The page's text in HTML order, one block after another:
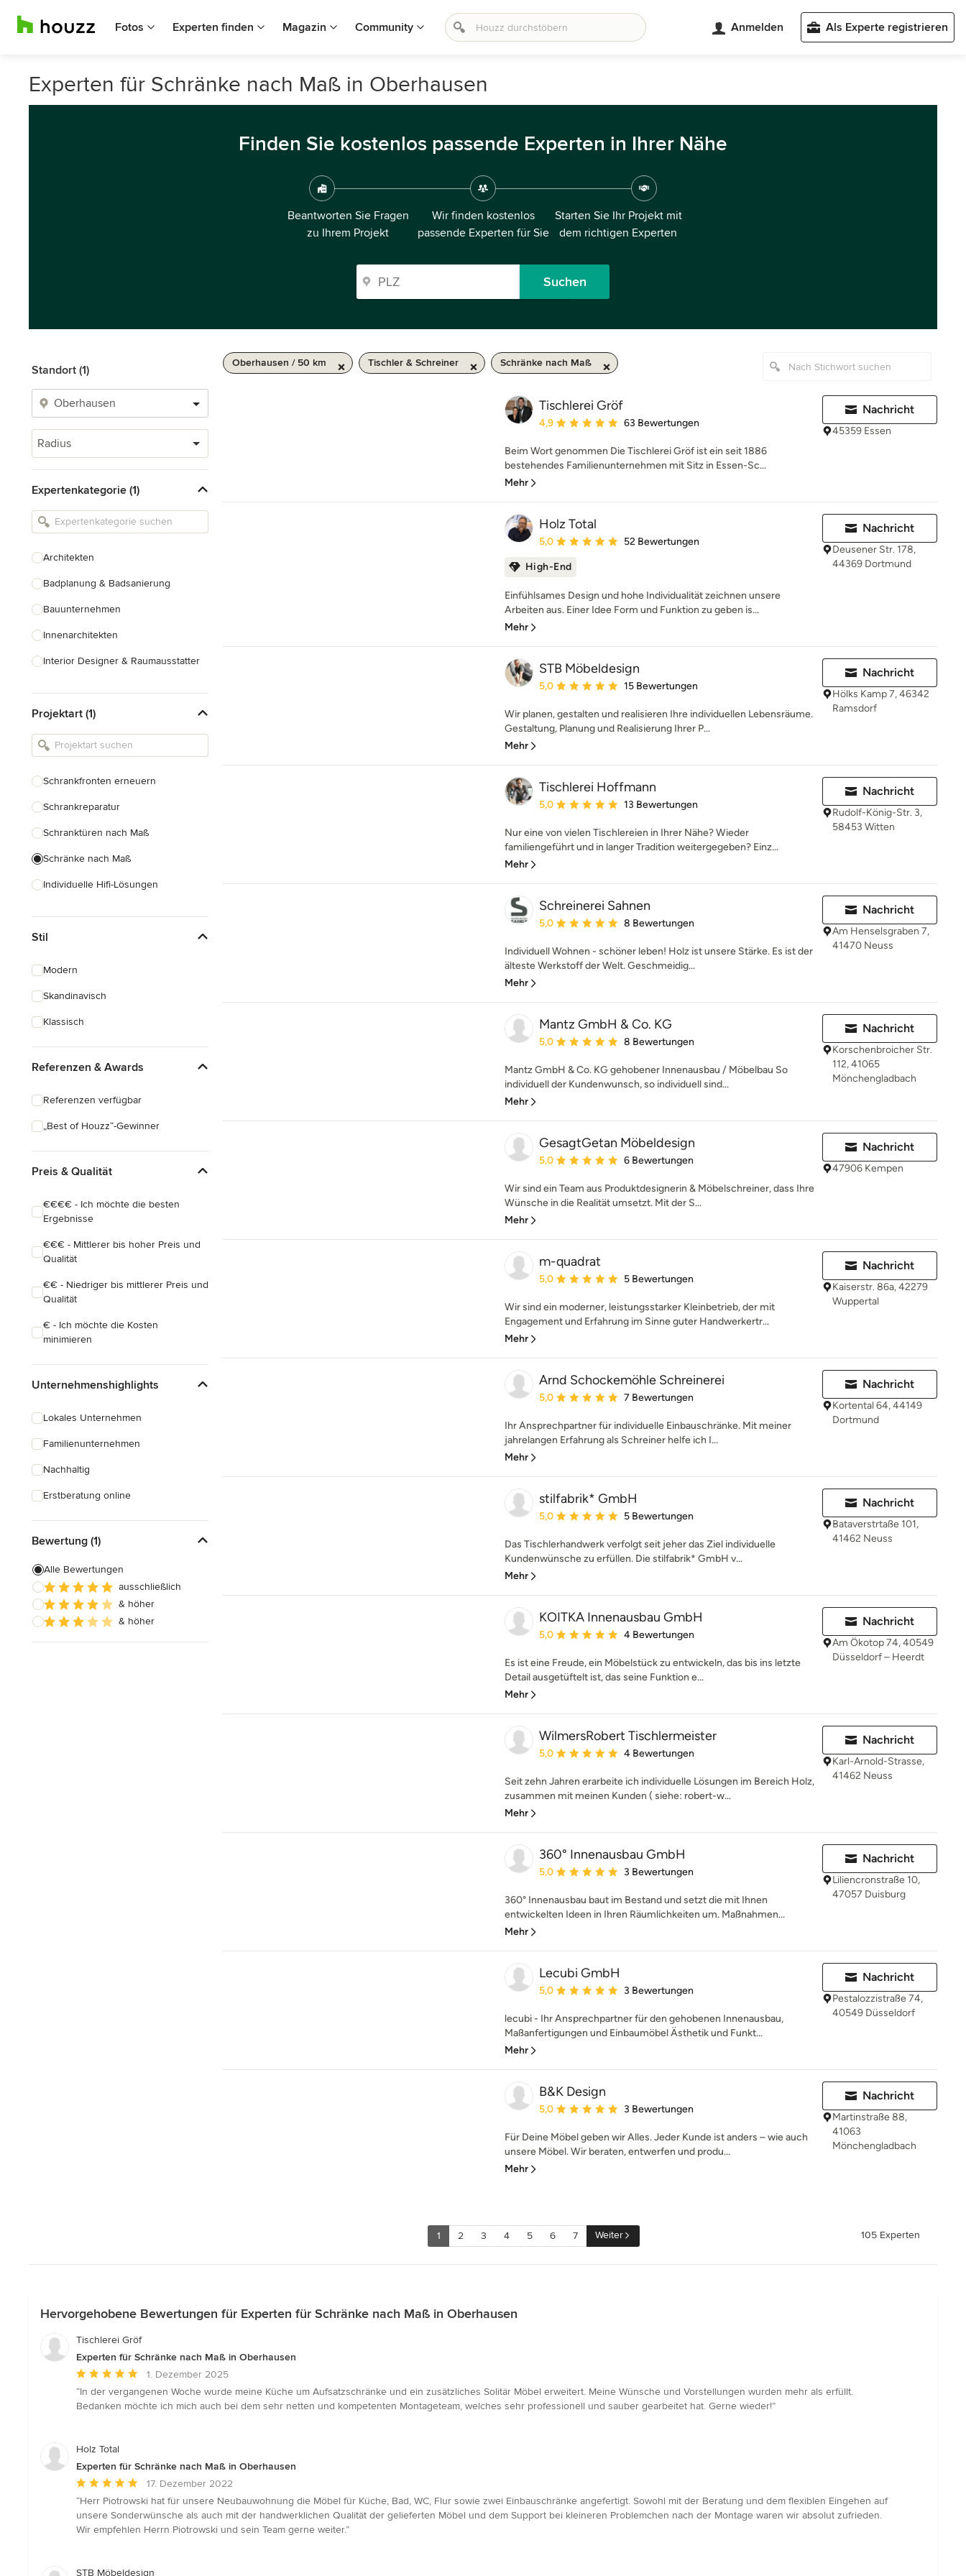
Fotos Experten finden Magazin Community Anmelden Als Experte registrieren
Experten für Schränke nach Maß in Oberhausen
Finden Sie kostenlos passende Experten in Ihrer Nähe
Beantworten Sie Fragen
zu Ihrem Projekt
Wir finden kostenlos
passende Experten für Sie
Starten Sie Ihr Projekt mit
dem richtigen Experten
Suchen
Standort (1)
Radius
Expertenkategorie (1)
Architekten
Badplanung & Badsanierung
Bauunternehmen
Innenarchitekten
Interior Designer & Raumausstatter
Landschaftsarchitekten
Armaturen & Sanitärbedarf
Projektart (1)
Schrankfronten erneuern
Schrankreparatur
Schranktüren nach Maß
Schränke nach Maß
Individuelle Hifi-Lösungen
Küchenschränke nach Maß
Alle anzeigen
Stil
Modern
Skandinavisch
Klassisch
Referenzen & Awards
Referenzen verfügbar
„Best of Houzz“-Gewinner
Preis & Qualität
€€€€ - Ich möchte die besten
Ergebnisse
€€€ - Mittlerer bis hoher Preis und
Qualität
€€ - Niedriger bis mittlerer Preis und
Qualität
€ - Ich möchte die Kosten
minimieren
Unternehmenshighlights
Lokales Unternehmen
Familienunternehmen
Nachhaltig
Erstberatung online
Bewertung (1)
Alle Bewertungen
ausschließlich
& höher
& höher
Oberhausen / 50 km Tischler & Schreiner Schränke nach Maß
Tischlerei Gröf
Durchschnittliche Bewertung: 4.9 von 5 Sternen
4,9 63 Bewertungen
Beim Wort genommen Die Tischlerei Gröf ist ein seit 1886
bestehendes Familienunternehmen mit Sitz in Essen-Sc...
Mehr
Nachricht
45359 Essen
Holz Total
Durchschnittliche Bewertung: 5 von 5 Sternen
5,0 52 Bewertungen
High-End
Einfühlsames Design und hohe Individualität zeichnen unsere
Arbeiten aus. Einer Idee Form und Funktion zu geben is...
Mehr
Nachricht
Deusener Str. 178,
44369 Dortmund
STB Möbeldesign
Durchschnittliche Bewertung: 5 von 5 Sternen
5,0 15 Bewertungen
Wir planen, gestalten und realisieren Ihre individuellen Lebensräume.
Gestaltung, Planung und Realisierung Ihrer P...
Mehr
Nachricht
Hölks Kamp 7, 46342
Ramsdorf
Tischlerei Hoffmann
Durchschnittliche Bewertung: 5 von 5 Sternen
5,0 13 Bewertungen
Nur eine von vielen Tischlereien in Ihrer Nähe? Wieder
familiengeführt und in langer Tradition weitergegeben? Einz...
Mehr
Nachricht
Rudolf-König-Str. 3,
58453 Witten
Schreinerei Sahnen
Durchschnittliche Bewertung: 5 von 5 Sternen
5,0 8 Bewertungen
Individuell Wohnen - schöner leben! Holz ist unsere Stärke. Es ist der
älteste Werkstoff der Welt. Geschmeidig...
Mehr
Nachricht
Am Henselsgraben 7,
41470 Neuss
Mantz GmbH & Co. KG
Durchschnittliche Bewertung: 5 von 5 Sternen
5,0 8 Bewertungen
Mantz GmbH & Co. KG gehobener Innenausbau / Möbelbau So
individuell der Kundenwunsch, so individuell sind...
Mehr
Nachricht
Korschenbroicher Str.
112, 41065
Mönchengladbach
GesagtGetan Möbeldesign
Durchschnittliche Bewertung: 5 von 5 Sternen
5,0 6 Bewertungen
Wir sind ein Team aus Produktdesignerin & Möbelschreiner, dass Ihre
Wünsche in die Realität umsetzt. Mit der S...
Mehr
Nachricht
47906 Kempen
m-quadrat
Durchschnittliche Bewertung: 5 von 5 Sternen
5,0 5 Bewertungen
Wir sind ein moderner, leistungsstarker Kleinbetrieb, der mit
Engagement und Erfahrung im Sinne guter Handwerkertr...
Mehr
Nachricht
Kaiserstr. 86a, 42279
Wuppertal
Arnd Schockemöhle Schreinerei
Durchschnittliche Bewertung: 5 von 5 Sternen
5,0 7 Bewertungen
Ihr Ansprechpartner für individuelle Einbauschränke. Mit meiner
jahrelangen Erfahrung als Schreiner helfe ich I...
Mehr
Nachricht
Kortental 64, 44149
Dortmund
stilfabrik* GmbH
Durchschnittliche Bewertung: 5 von 5 Sternen
5,0 5 Bewertungen
Das Tischlerhandwerk verfolgt seit jeher das Ziel individuelle
Kundenwünsche zu erfüllen. Die stilfabrik* GmbH v...
Mehr
Nachricht
Bataverstrtaße 101,
41462 Neuss
KOITKA Innenausbau GmbH
Durchschnittliche Bewertung: 5 von 5 Sternen
5,0 4 Bewertungen
Es ist eine Freude, ein Möbelstück zu entwickeln, das bis ins letzte
Detail ausgetüftelt ist, das seine Funktion e...
Mehr
Nachricht
Am Ökotop 74, 40549
Düsseldorf – Heerdt
WilmersRobert Tischlermeister
Durchschnittliche Bewertung: 5 von 5 Sternen
5,0 4 Bewertungen
Seit zehn Jahren erarbeite ich individuelle Lösungen im Bereich Holz,
zusammen mit meinen Kunden ( siehe: robert-w...
Mehr
Nachricht
Karl-Arnold-Strasse,
41462 Neuss
360° Innenausbau GmbH
Durchschnittliche Bewertung: 5 von 5 Sternen
5,0 3 Bewertungen
360° Innenausbau baut im Bestand und setzt die mit Ihnen
entwickelten Ideen in Ihren Räumlichkeiten um. Maßnahmen...
Mehr
Nachricht
Liliencronstraße 10,
47057 Duisburg
Lecubi GmbH
Durchschnittliche Bewertung: 5 von 5 Sternen
5,0 3 Bewertungen
lecubi - Ihr Ansprechpartner für den gehobenen Innenausbau,
Maßanfertigungen und Einbaumöbel Ästhetik und Funkt...
Mehr
Nachricht
Pestalozzistraße 74,
40549 Düsseldorf
B&K Design
Durchschnittliche Bewertung: 5 von 5 Sternen
5,0 3 Bewertungen
Für Deine Möbel geben wir Alles. Jeder Kunde ist anders – wie auch
unsere Möbel. Wir beraten, entwerfen und produ...
Mehr
Nachricht
Martinstraße 88,
41063
Mönchengladbach
1 2 3 4 5 6 7 Weiter 105 Experten
Hervorgehobene Bewertungen für Experten für Schränke nach Maß in Oberhausen
Tischlerei Gröf
Experten für Schränke nach Maß in Oberhausen
Durchschnittliche
Bewertung:
5
Sternen
1. Dezember 2025
“In der vergangenen Woche wurde meine Küche um Aufsatzschränke und ein zusätzliches Solitär Möbel erweitert. Meine Wünsche und Vorstellungen wurden mehr als erfüllt.
Bedanken möchte ich mich auch bei dem sehr netten und kompetenten Montageteam, welches sehr professionell und sauber gearbeitet hat. Gerne wieder!”
Holz Total
Experten für Schränke nach Maß in Oberhausen
Durchschnittliche
Bewertung:
5
von
17. Dezember 2022
“Herr Piotrowski hat für unsere Neubauwohnung die Möbel für Küche, Bad, WC, Flur sowie zwei Einbauschränke angefertigt. Sowohl mit der Beratung und dem flexiblen Eingehen auf
unsere Sonderwünsche als auch mit der handwerklichen Qualität der gelieferten Möbel und dem Support bei kleineren Problemchen nach der Montage waren wir absolut zufrieden.
Wir empfehlen Herrn Piotrowski und sein Team gerne weiter.”
STB Möbeldesign